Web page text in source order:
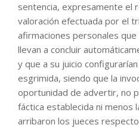
sentencia, expresamente el
valoración efectuada por el
afirmaciones personales
llevan a concluir
y que a su juicio
esgrimida, siendo que la
oportunidad de advertir, no
fáctica establecida ni menos
arribaron los jueces